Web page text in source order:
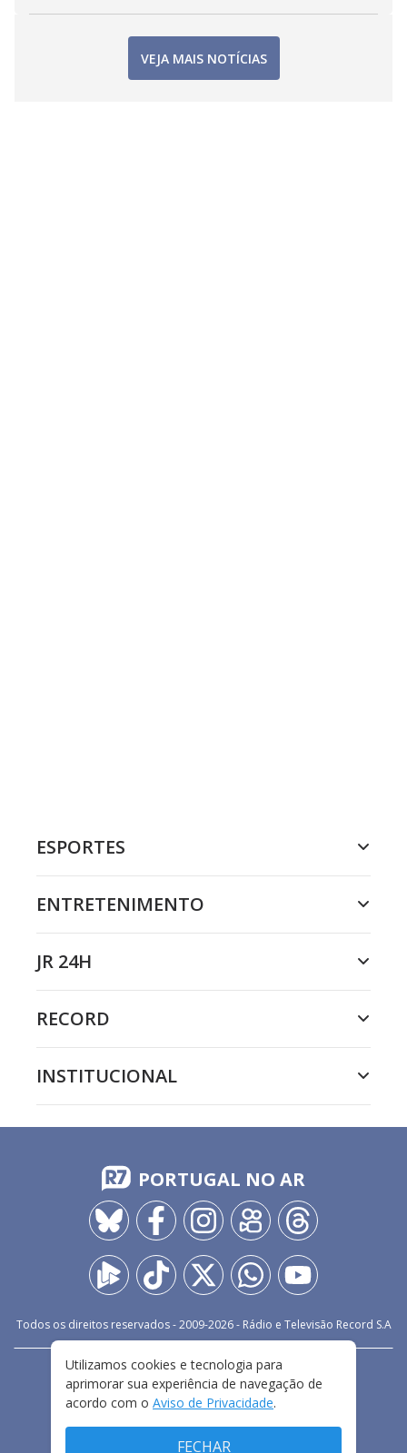
VEJA MAIS NOTÍCIAS
ESPORTES
ENTRETENIMENTO
JR 24H
RECORD
INSTITUCIONAL
PORTUGAL NO AR
Todos os direitos reservados - 2009-2026- Rádio e Televisão Record S.A
FALE CONOSCO
PRIVACIDADE
TERMOS E CONDIÇÕES DE USO
Utilizamos cookies e tecnologia para
aprimorar sua experiência de navegação de
acordo com o Aviso de Privacidade.
FECHAR